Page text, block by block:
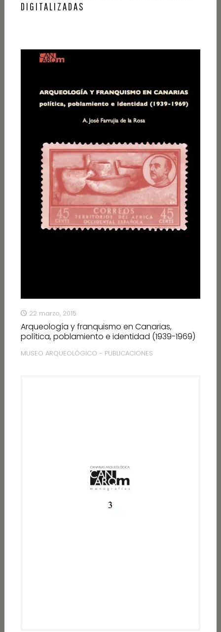
DIGITALIZADAS
22 marzo, 2015
Arqueología y franquismo en Canarias,
política, poblamiento e identidad (1939-1969)
MUSEO ARQUEOLÓGICO - PUBLICACIONES